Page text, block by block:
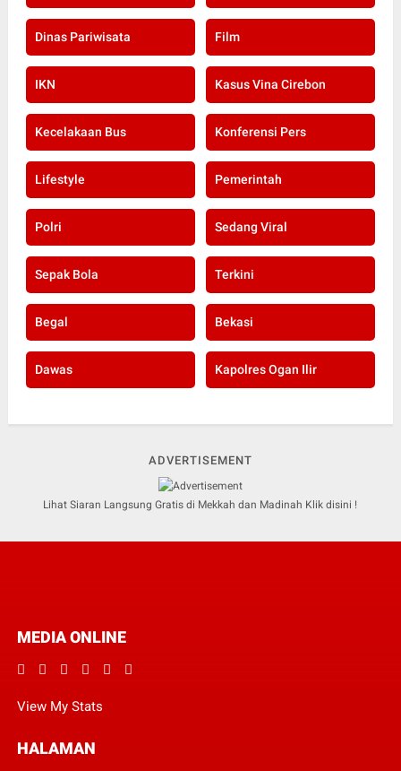
Dinas Pariwisata Film
IKN Kasus Vina Cirebon
Kecelakaan Bus Konferensi Pers
Lifestyle Pemerintah
Polri Sedang Viral
Sepak Bola Terkini
Begal Bekasi
Dawas Kapolres Ogan Ilir
ADVERTISEMENT
Lihat Siaran Langsung Gratis di Mekkah dan Madinah Klik disini !
MEDIA ONLINE
View My Stats
HALAMAN